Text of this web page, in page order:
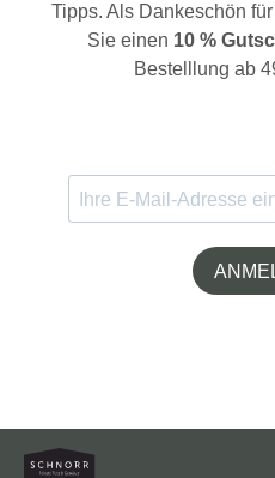
Tipps. Als Dankeschön
Sie einen 10 %
Bestelllung ab